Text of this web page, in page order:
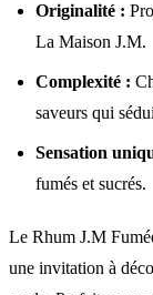
Originalité :
La Maison J.M.
Complexité :
saveurs qui
Sensation
fumés et sucrés.
Le Rhum J.M
une invitation à